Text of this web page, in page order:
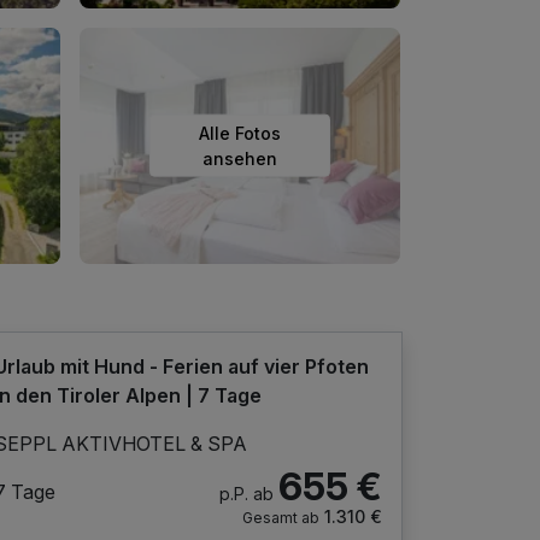
Alle Fotos
ansehen
mit Hund - Ferien auf vier Pfoten
den Tiroler Alpen | 7 Tage
AKTIVHOTEL & SPA
Tage
p.P. ab 655 €
Gesamt ab 1.310 €